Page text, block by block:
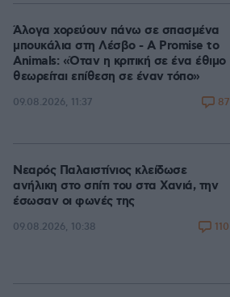
Άλογα χορεύουν πάνω σε σπασμένα
μπουκάλια στη Λέσβο - A Promise to
Animals: «Όταν η κριτική σε ένα έθιμο
θεωρείται επίθεση σε έναν τόπο»
09.08.2026, 11:37 87
Νεαρός Παλαιστίνιος κλείδωσε
ανήλικη στο σπίτι του στα Χανιά, την
έσωσαν οι φωνές της
09.08.2026, 10:38 110